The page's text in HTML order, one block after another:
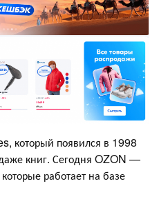
который появился в 1998
книг. Сегодня OZON —
работает на базе